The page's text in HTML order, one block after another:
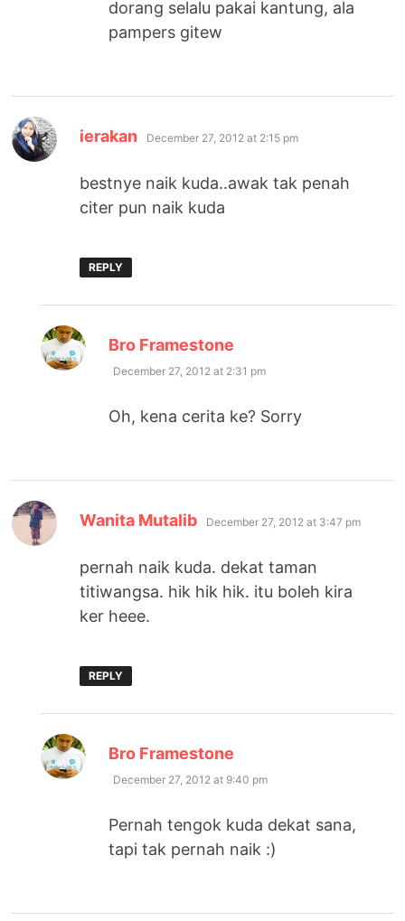
dorang selalu pakai kantung, ala
pampers gitew
ierakan says:
December 27, 2012 at 2:15 pm
bestnye naik kuda..awak tak penah
citer pun naik kuda
REPLY
Bro Framestone
December 27, 2012 at 2:31 pm
Oh, kena cerita ke? Sorry
Wanita Mutalib says:
December 27, 2012 at 3:47 pm
pernah naik kuda. dekat taman
titiwangsa. hik hik hik. itu boleh kira
ker heee.
REPLY
Bro Framestone
December 27, 2012 at 9:40 pm
Pernah tengok kuda dekat sana,
tapi tak pernah naik :)